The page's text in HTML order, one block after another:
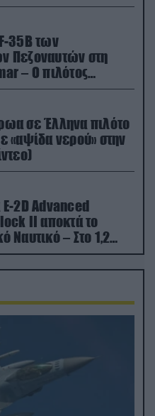
35B των
Πεζοναυτών στη
– Ο πιλότος
εγκαίρως
σε Έλληνα πιλότο
«αψίδα νερού» στην
2D Advanced
II αποκτά το
Ναυτικό – Στο 1,2
το κόστος